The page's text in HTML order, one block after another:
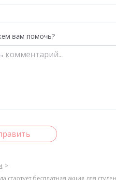
вам помочь?
стартует бесплатная акция для